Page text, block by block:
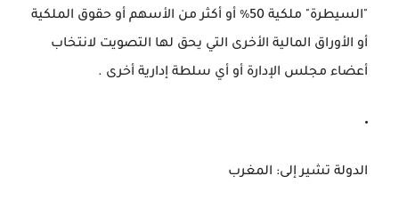
"السيطرة" ملكية 50٪ أو أكثر من الأسهم أو حقوق الملكية
أو الأوراق المالية الأخرى التي يحق لها التصويت لانتخاب
أعضاء مجلس الإدارة أو أي سلطة إدارية أخرى .
الدولة تشير إلى: المغرب